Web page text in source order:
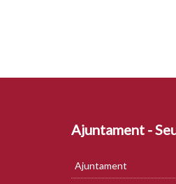
Ajuntament -
Ajuntament